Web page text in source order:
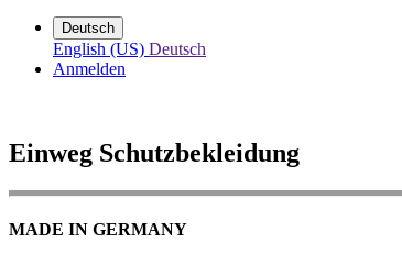
Deutsch
English (US) Deutsch
Anmelden
Einweg Schutzbekleidung
MADE IN GERMANY